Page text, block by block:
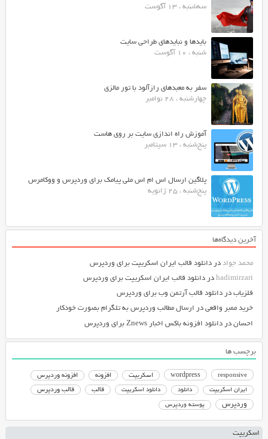
سه‌شنبه ، 13 آگوست
بایدها و نبایدهای طراحی سایت
شنبه ، 10 آگوست
سفر به معبدهای رازآلود با تور مالزی
چهارشنبه ، 28 نوامبر
آموزش راه اندازی سایت بر روی هاست
پنج‌شنبه ، 13 سپتامبر
پلاگین ارسال اس ام اس ملی پیامک برای وردپرس و ووکامرس
پنج‌شنبه ، 25 ژانویه
آخرین دیدگاه‌ها
محمد جواددر دانلود قالب ایران اسکریپت برای وردپرس
hadimirzariدر دانلود قالب ایران اسکریپت برای وردپرس
فلزیابدر دانلود قالب آرتمن وب برای وردپرس
خرید ممبر واقعیدر ارسال مطالب وردپرس به تلگرام بصورت خودکار
احساندر دانلود افزونه باکس اخبار Znews برای وردپرس
برچسب ها
responsive
wordpress اسکریپت افزونه افزونه وردپرس
ایران اسکریپت دانلود دانلود اسکریپت قالب قالب وردپرس
وردپرس پوسته وردپرس
اسکریپت